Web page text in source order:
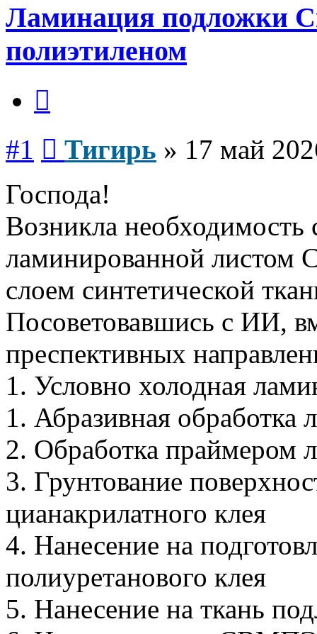
Ламинация подложки
полиэтиленом
#1 Тигирь » 17 май
Господа!
Возникла необходимость
ламинированной
слоем синтетической
Посоветовавшись с ИИ,
преспективных
1. Условно холодная
1. Абразивная
2. Обработка праймером
3. Грунтование
цианакрилатного клея
4. Нанесение на
полиуретанового клея
5. Нанесение на ткань